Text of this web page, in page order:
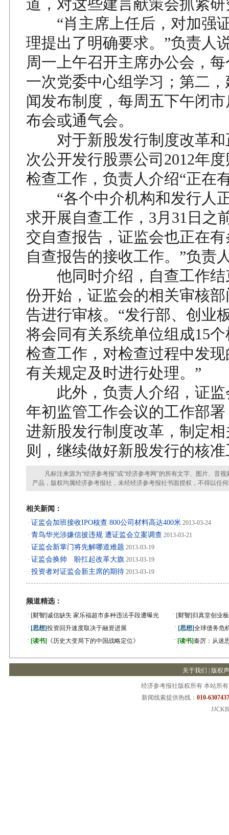
道，对这些建言献策会抓紧
“肖主席上任后，对加强
理提出了明确要求。”负责人
周一上午召开主席办公会，
一次党委中心组学习；第二
闻发布制度，每周五下午闭
布会或通气会。
对于新股发行制度改革和
次公开发行股票公司2012年
检查工作，负责人介绍“正在
“各个中介机构和发行人
求开展自查工作，3月31日之
交自查报告，证监会也正在
自查报告的接收工作。”负责
他同时介绍，自查工作结
份开始，证监会的相关审核
告进行审核。“发行部、创业
将会同有关系统单位组成15
检查工作，对检查过程中发
有关规定及时进行处理。”
此外，负责人介绍，证监
年初监管工作会议的工作部
进新股发行制度改革，制定
则，继续做好新股发行的核
凡标注来源为“经济参考报”或“经济参考网”的所有文字、图片、音视
产品，版权均属经济参考报社，未经经济参考报社书面授权，不得以任
相关新闻：
· 证监会加班接收IPO核查 800公司材料高达400米 2013-03-24
· 青鸟华光涉嫌信披违规 遭证监会立案调查 2013-03-21
· 证监会新掌门将先解哪道难题 2013-03-19
· 证监会换帅 盼扛起改革大旗 2013-03-19
· 投资者对证监会新主席的期待 2013-03-19
频道精选：
· [财智]诚信缺失 家乐福超市多种违法手段遭曝光 · [财智] 归真堂创业
· [思想]投资回升速度取决于融资进展 · [思想]全球债务危
· [读书] 《历史大变局下的中国战略定位》 · [读书]秦厉：从迷
关于我们 版权
经济参考报社版权所有 本站所
新闻线索提供热线： 010-